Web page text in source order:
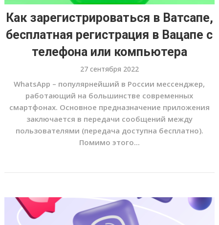
Как зарегистрироваться в Ватсапе,
бесплатная регистрация в Вацапе с
телефона или компьютера
27 сентября 2022
WhatsApp – популярнейший в России мессенджер,
работающий на большинстве современных
смартфонах. Основное предназначение приложения
заключается в передачи сообщений между
пользователями (передача доступна бесплатно).
Помимо этого...